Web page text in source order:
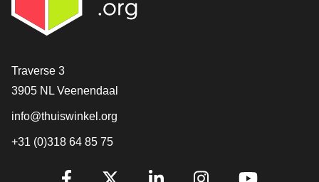
Contact
Traverse 3
3905 NL Veenendaal
info@thuiswinkel.org
+31 (0)318 64 85 75
Volg je ons al?